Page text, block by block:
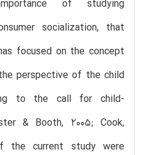
of studying
socialization, that
focused on the concept
perspective of the child
to the call for child-
& Booth, 2005; Cook,
the current study were